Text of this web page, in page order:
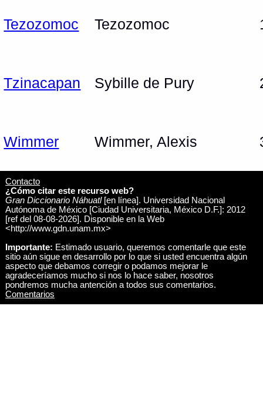
Tezozomoc Tezozomoc
Tzinacapan Sybille de Pury
Wimmer Wimmer, Alexis
Contacto
¿Cómo citar este recurso web?
Gran Diccionario Náhuatl[en línea]. Universidad Nacional
Autónoma de México [Ciudad Universitaria, México D.F.]: 2012
[ref del 08-08-2026]. Disponible en la Web
<http://www.gdn.unam.mx>
Importante: Estimado usuario, queremos comentarle que este
sitio aún sigue en desarrollo por lo que si usted encuentra algún
aspecto que debamos corregir o podamos mejorar le
agradeceríamos mucho si nos lo hace saber, nosotros
pondremos mucha antención a todos sus comentarios.
Comentarios